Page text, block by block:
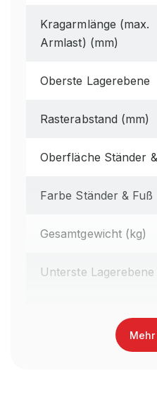
Kragarmlänge (max.
Armlast) (mm)
Oberste Lagerebene
Rasterabstand (mm)
Oberfläche Ständer
Farbe Ständer & Fuß
Gesamtgewicht (kg)
Unterste Lagerebene
Oberfläche Kragarme